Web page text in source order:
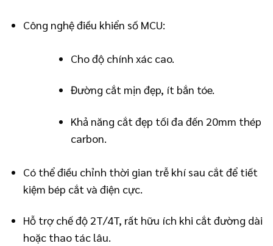
Công nghệ điều khiển số MCU:
Cho độ chính xác cao.
Đường cắt mịn đẹp, ít bắn tóe.
Khả năng cắt đẹp tối đa đến 20mm thép
carbon.
Có thể điều chỉnh thời gian trễ khí sau cắt để tiết
kiệm bép cắt và điện cực.
Hỗ trợ chế độ 2T/4T, rất hữu ích khi cắt đường dài
hoặc thao tác lâu.